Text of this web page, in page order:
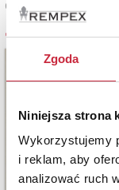
Zgoda
Niniejsza strona
Wykorzystujemy
i reklam, aby
analizować ruch
Cena sprzedaży
4 000 zł